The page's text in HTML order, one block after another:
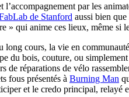
par les
de Stanford aussi bien que
qui anime ces lieux, même si
cours, la vie en
du bois, couture, ou
de réparations de vélo
fous présentés à Burning Man
et le credo principal, relayé